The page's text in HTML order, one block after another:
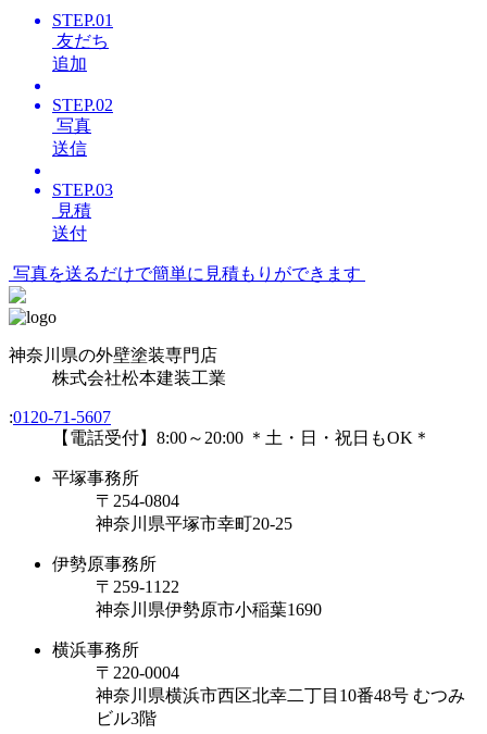
STEP.01
友だち
追加
STEP.02
写真
送信
STEP.03
見積
送付
写真を送るだけで簡単に見積もりができます
神奈川県の外壁塗装専門店
株式会社松本建装工業
:0120-71-5607
【電話受付】8:00～20:00 ＊土・日・祝日もOK＊
平塚事務所
〒254-0804
神奈川県平塚市幸町20-25
伊勢原事務所
〒259-1122
神奈川県伊勢原市⼩稲葉1690
横浜事務所
〒220-0004
神奈川県横浜市西区北幸二丁目10番48号 むつみ
ビル3階